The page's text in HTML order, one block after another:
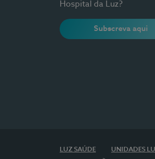
Hospital da Luz?
Subscreva aqui
LUZ SAÚDE UNIDADES